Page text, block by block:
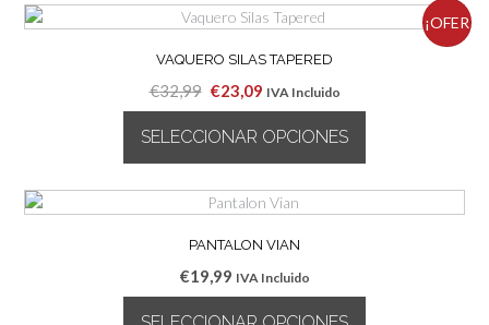
¡OFER
VAQUERO SILAS TAPERED
€32,99 El
precio
original
era:
€32,99.
€23,09El
precio
actual
es:
€23,09.
IVA Incluido
SELECCIONAR OPCIONES
producto
tiene
múltiples
Las
opciones
PANTALON VIAN
€19,99 IVA Incluido